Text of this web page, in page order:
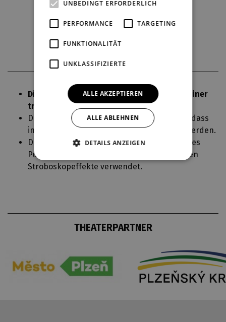
Aktuelle Besetzung
Die Produktion beginnt mit einem Intro - einer
traditionellen Teezeremonie.
Die Zuschauer werden darauf hingewiesen, dass
in der Produktion Tabakwaren verwendet werden.
Die Produktion ist nicht für lichtempfindliches
Publikum geeignet. In der Produktion werden
Stroboskopeffekte verwendet.
THEATERPARTNER
UNBEDINGT ERFORDERLICH
PERFORMANCE TARGETING
FUNKTIONALITÄT
UNKLASSIFIZIERTE
ALLE AKZEPTIEREN
ALLE ABLEHNEN
DETAILS ANZEIGEN